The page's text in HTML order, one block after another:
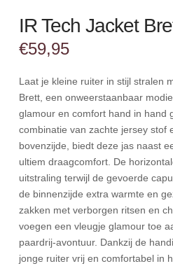
IR Tech Jacket
€59,95
Laat je kleine ruiter in stijl stralen
Brett, een onweerstaanbaar
glamour en comfort hand in hand
combinatie van zachte jersey stof
bovenzijde, biedt deze jas naast
ultiem draagcomfort. De
uitstraling terwijl de gevoerde
de binnenzijde extra warmte en
zakken met verborgen ritsen en
voegen een vleugje glamour toe
paardrij-avontuur. Dankzij de
jonge ruiter vrij en comfortabel in